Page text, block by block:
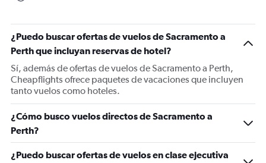
¿Puedo buscar ofertas de vuelos de Sacramento a
Perth que incluyan reservas de hotel?
Sí, además de ofertas de vuelos de Sacramento a Perth,
Cheapflights ofrece paquetes de vacaciones que incluyen
tanto vuelos como hoteles.
¿Cómo busco vuelos directos de Sacramento a
Perth?
¿Puedo buscar ofertas de vuelos en clase ejecutiva